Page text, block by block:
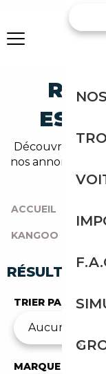
Découvrez un
nos annonces
ACCUEIL
KANGOO
RÉSULTATS
TRIER PAR
MARQUE